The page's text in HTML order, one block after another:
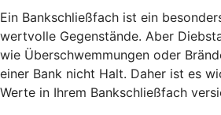
Ein Bankschließfach ist ein
wertvolle Gegenstände. Aber
wie Überschwemmungen oder
einer Bank nicht Halt. Daher ist es
Werte in Ihrem Bankschließfach